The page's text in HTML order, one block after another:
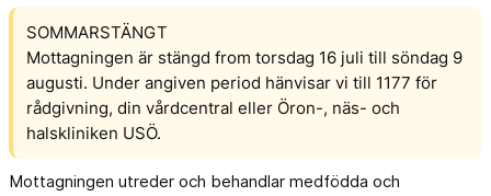
SOMMARSTÄNGT
Mottagningen är stängd from torsdag 16 juli till söndag 9
augusti. Under angiven period hänvisar vi till 1177 för
rådgivning, din vårdcentral eller Öron-, näs- och
halskliniken USÖ.
Mottagningen utreder och behandlar medfödda och